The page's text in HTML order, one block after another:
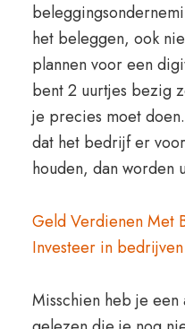
het beleggen, ook
plannen voor een
bent 2 uurtjes bezig
je precies moet
dat het bedrijf er
houden, dan worden
Geld Verdienen Met
Investeer in
Misschien heb je